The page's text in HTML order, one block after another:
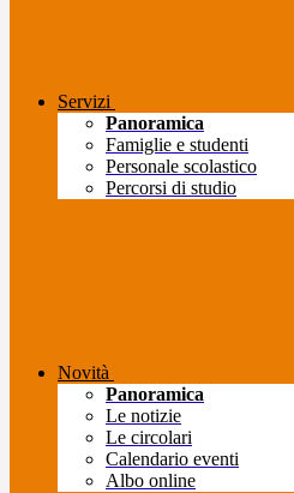
Servizi
Panoramica
Famiglie e studenti
Personale scolastico
Percorsi di studio
Novità
Panoramica
Le notizie
Le circolari
Calendario eventi
Albo online